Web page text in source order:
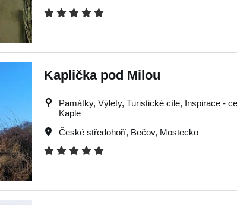
Kaplička pod Milou
Památky, Výlety, Turistické cíle, Inspirace -
Kaple
České středohoří, Bečov, Mostecko